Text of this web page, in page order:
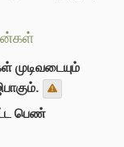
முடிவடையும்
பெண்